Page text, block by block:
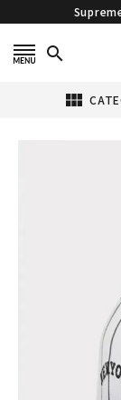
search
view_module